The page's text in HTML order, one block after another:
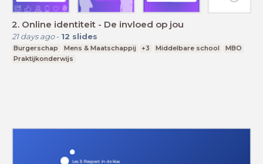
2. Online identiteit - De invloed op jou
21 days ago- 12 slides
Burgerschap Mens & Maatschappij +3 Middelbare school
MBO
Praktijkonderwijs